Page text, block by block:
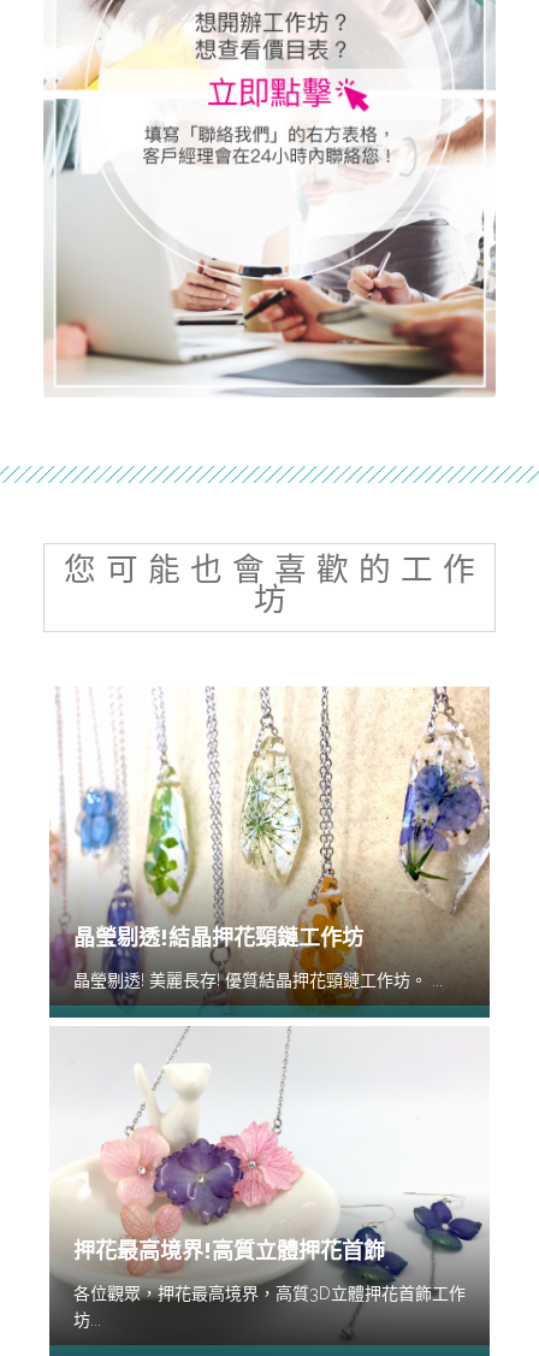
您 可 能 也 會 喜 歡 的 工 作
坊
晶瑩剔透!結晶押花頸鏈工作坊
晶瑩剔透! 美麗長存! 優質結晶押花頸鏈工作坊。 ...
押花最高境界!高質立體押花首飾
各位觀眾，押花最高境界，高質3D立體押花首飾工作
坊...